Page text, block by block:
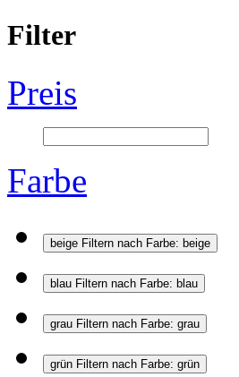
Filter
Preis
Farbe
beige Filtern nach Farbe: beige
blau Filtern nach Farbe: blau
grau Filtern nach Farbe: grau
grün Filtern nach Farbe: grün